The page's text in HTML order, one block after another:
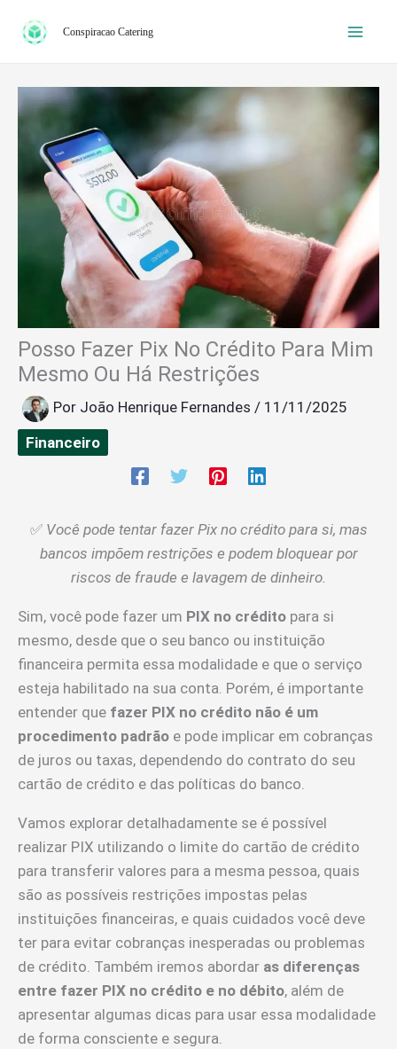
para
conteúdo
Conspiracao Catering
Posso Fazer Pix No Crédito Para Mim
Mesmo Ou Há Restrições
Por João Henrique Fernandes / 11/11/2025
Financeiro
✅ Você pode tentar fazer Pix no crédito para si, mas
bancos impõem restrições e podem bloquear por
riscos de fraude e lavagem de dinheiro.
Sim, você pode fazer um PIX no crédito para si
mesmo, desde que o seu banco ou instituição
financeira permita essa modalidade e que o serviço
esteja habilitado na sua conta. Porém, é importante
entender que fazer PIX no crédito não é um
procedimento padrão e pode implicar em cobranças
de juros ou taxas, dependendo do contrato do seu
cartão de crédito e das políticas do banco.
Vamos explorar detalhadamente se é possível
realizar PIX utilizando o limite do cartão de crédito
para transferir valores para a mesma pessoa, quais
são as possíveis restrições impostas pelas
instituições financeiras, e quais cuidados você deve
ter para evitar cobranças inesperadas ou problemas
de crédito. Também iremos abordar as diferenças
entre fazer PIX no crédito e no débito, além de
apresentar algumas dicas para usar essa modalidade
de forma consciente e segura.